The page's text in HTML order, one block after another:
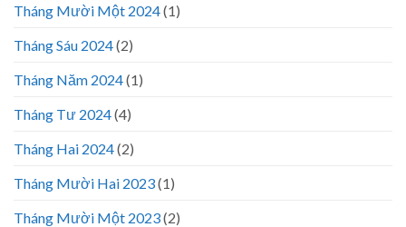
Tháng Mười Một 2024(1)
Tháng Sáu 2024(2)
Tháng Năm 2024(1)
Tháng Tư 2024(4)
Tháng Hai 2024(2)
Tháng Mười Hai 2023(1)
Tháng Mười Một 2023(2)